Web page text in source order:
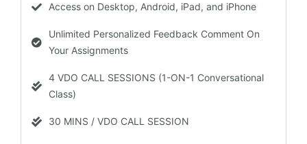
Access on Desktop, Android, iPad, and iPhone
Unlimited Personalized Feedback Comment On
Your Assignments
4 VDO CALL SESSIONS (1-ON-1 Conversational
Class)
30 MINS / VDO CALL SESSION